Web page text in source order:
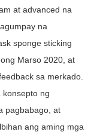
at advanced na
na
sponge sticking
Marso 2020, at
sa merkado.
konsepto ng
pagbabago, at
ang aming mga